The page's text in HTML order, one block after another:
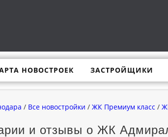
НОВОСТРОЕК ЗАСТРОЙЩИКИ
/ Все новостройки / ЖК Премиум класс /
и отзывы о ЖК